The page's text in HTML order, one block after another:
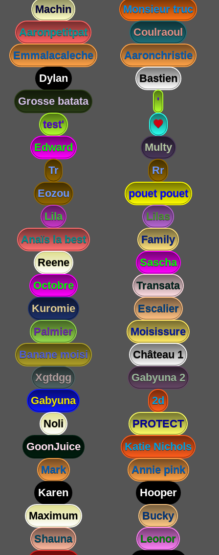
Machin
Monsieur truc
Aaronpetitpat
Coulraoul
Emmalacaleche
Aaronchristie
Dylan
Bastien
Grosse batata
'
test'
💗
Edward
Multy
Tr
Rr
Eozou
pouet pouet
Lila
Lilas
Anaïs la best
Family
Reene
Sascha
Octobre
Transata
Kuromie
Escalier
Palmier
Moisissure
Banane moisi
Château 1
Xgtdgg
Gabyuna 2
Gabyuna
2d
Noli
PROTECT
GoonJuice
Katie Nichols
Mark
Annie pink
Karen
Hooper
Maximum
Bucky
Shauna
Leonor